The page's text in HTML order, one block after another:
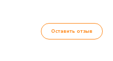
Оставить отзыв